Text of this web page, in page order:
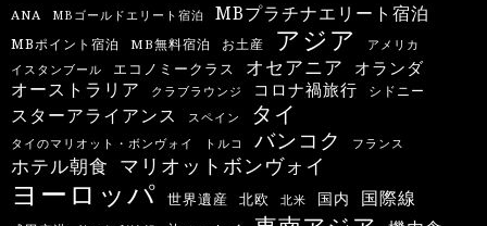
ANA MBゴールドエリート宿泊 MBプラチナエリート宿泊
MBポイント宿泊 MB無料宿泊 お土産 アジア アメリカ
イスタンブール エコノミークラス オセアニア オランダ
オーストラリア クラブラウンジ コロナ禍旅行 シドニー
スターアライアンス スペイン タイ
タイのマリオット・ボンヴォイ トルコ バンコク フランス
ホテル朝食 マリオットボンヴォイ
ヨーロッパ 世界遺産 北欧 北米 国内 国際線